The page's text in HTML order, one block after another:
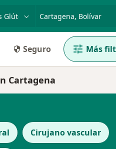
o nombre
Seguro Más
Cartagena
Cirujano vascular